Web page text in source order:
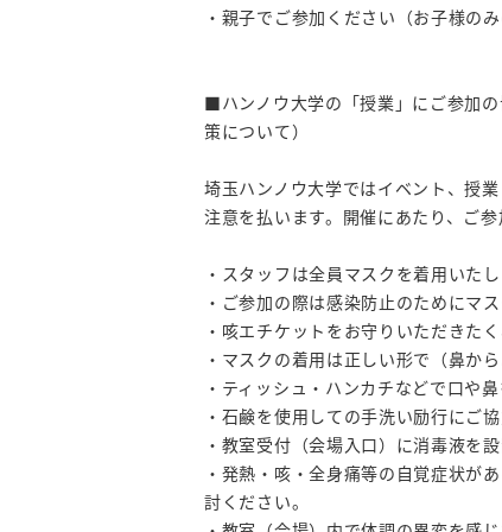
・親子でご参加ください（お子様の
■ハンノウ大学の「授業」にご参加
策について）
埼玉ハンノウ大学ではイベント、授
注意を払います。開催にあたり、ご
・スタッフは全員マスクを着用いたし
・ご参加の際は感染防止のためにマ
・咳エチケットをお守りいただきた
・マスクの着用は正しい形で（鼻か
・ティッシュ・ハンカチなどで口や鼻
・石鹸を使用しての手洗い励行にご
・教室受付（会場入口）に消毒液を
・発熱・咳・全身痛等の自覚症状が
討ください。